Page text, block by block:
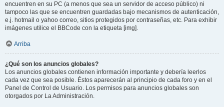
encuentren en su PC (a menos que sea un servidor de acceso público) ni
tampoco las que se encuentren guardadas bajo mecanismos de autenticación,
e.j. hotmail o yahoo correo, sitios protegidos por contraseñas, etc. Para exhibir
imágenes utilice el BBCode con la etiqueta [img].
Arriba
¿Qué son los anuncios globales?
Los anuncios globales contienen información importante y debería leerlos
cada vez que sea posible. Éstos aparecerán al principio de cada foro y en el
Panel de Control de Usuario. Los permisos para anuncios globales son
otorgados por La Administración.